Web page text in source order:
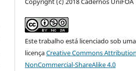
Este trabalho está licenciado sob uma
licençaCreative Commons
NonCommercial-ShareAlike 4.0